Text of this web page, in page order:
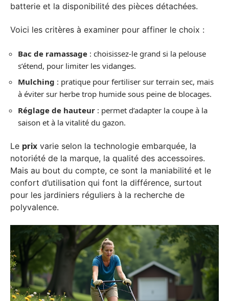
batterie et la disponibilité des pièces détachées.
Voici les critères à examiner pour affiner le choix :
Bac de ramassage : choisissez-le grand si la pelouse
s’étend, pour limiter les vidanges.
Mulching : pratique pour fertiliser sur terrain sec, mais
à éviter sur herbe trop humide sous peine de blocages.
Réglage de hauteur : permet d’adapter la coupe à la
saison et à la vitalité du gazon.
Le prix varie selon la technologie embarquée, la
notoriété de la marque, la qualité des accessoires.
Mais au bout du compte, ce sont la maniabilité et le
confort d’utilisation qui font la différence, surtout
pour les jardiniers réguliers à la recherche de
polyvalence.